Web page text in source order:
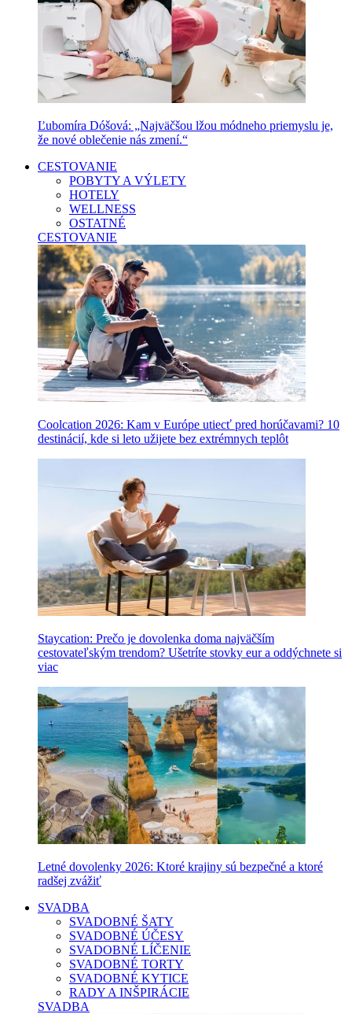
Ľubomíra Dóšová: „Najväčšou lžou módneho priemyslu je,
že nové oblečenie nás zmení.“
CESTOVANIE
POBYTY A VÝLETY
HOTELY
WELLNESS
OSTATNÉ
CESTOVANIE
Coolcation 2026: Kam v Európe utiecť pred horúčavami? 10
destinácií, kde si leto užijete bez extrémnych teplôt
Staycation: Prečo je dovolenka doma najväčším
cestovateľským trendom? Ušetríte stovky eur a oddýchnete si
viac
Letné dovolenky 2026: Ktoré krajiny sú bezpečné a ktoré
radšej zvážiť
SVADBA
SVADOBNÉ ŠATY
SVADOBNÉ ÚČESY
SVADOBNÉ LÍČENIE
SVADOBNÉ TORTY
SVADOBNÉ KYTICE
RADY A INŠPIRÁCIE
SVADBA